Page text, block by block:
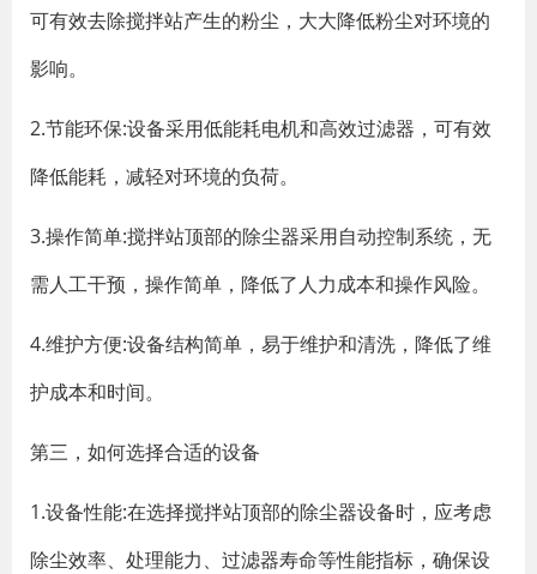
可有效去除搅拌站产生的粉尘，大大降低粉尘对环境的
影响。
2.节能环保:设备采用低能耗电机和高效过滤器，可有效
降低能耗，减轻对环境的负荷。
3.操作简单:搅拌站顶部的除尘器采用自动控制系统，无
需人工干预，操作简单，降低了人力成本和操作风险。
4.维护方便:设备结构简单，易于维护和清洗，降低了维
护成本和时间。
第三，如何选择合适的设备
1.设备性能:在选择搅拌站顶部的除尘器设备时，应考虑
除尘效率、处理能力、过滤器寿命等性能指标，确保设